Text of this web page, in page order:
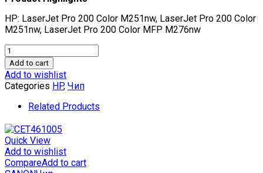
HP: LaserJet Pro 200 Color M251nw, LaserJet Pro 200 Color
M251nw, LaserJet Pro 200 Color MFP M276nw
Чип
картриджа
CF210A
для
LaserJet
200
Color
M251/M276
(CET)
Add to cart
Add to wishlist
Categories HP, Чип
Related Products
Quick View
Add to wishlist
CompareAdd to cart